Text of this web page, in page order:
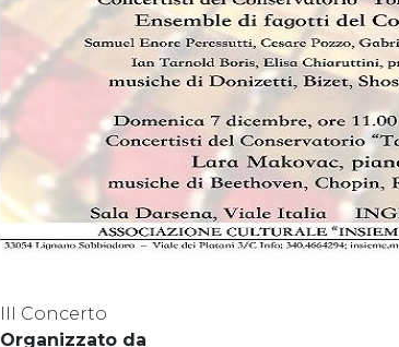
III Concerto
Organizzato da